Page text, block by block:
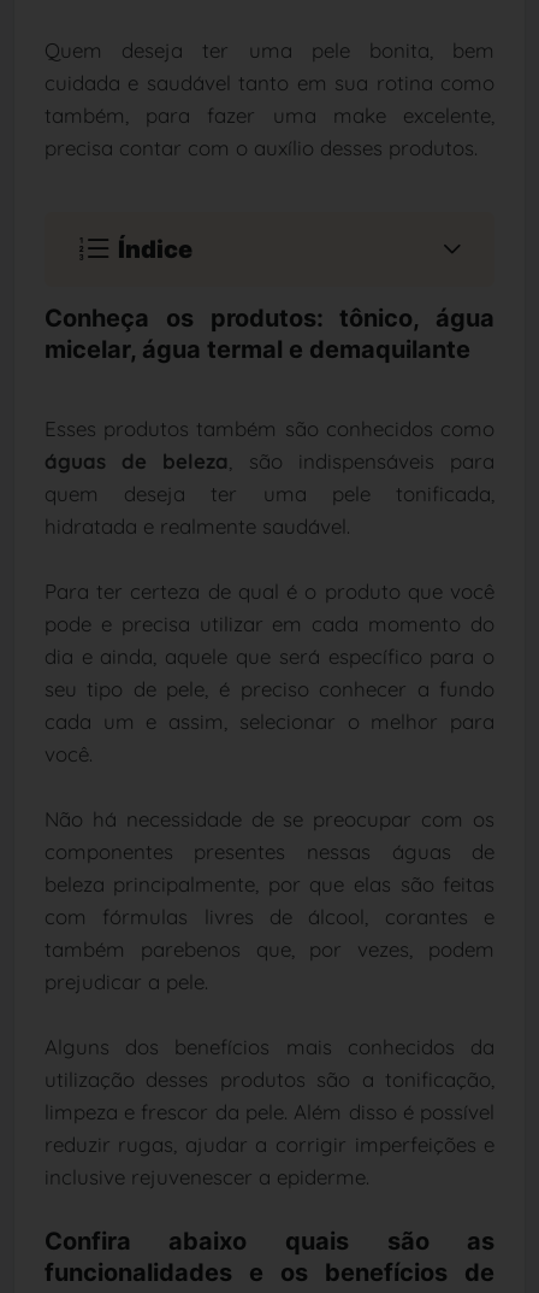
Quem deseja ter uma pele bonita, bem
cuidada e saudável tanto em sua rotina como
também, para fazer uma make excelente,
precisa contar com o auxílio desses produtos.
Índice
Conheça os produtos: tônico, água
micelar, água termal e demaquilante
Esses produtos também são conhecidos como
águas de beleza
, são indispensáveis para
quem deseja ter uma pele tonificada,
hidratada e realmente saudável.
Para ter certeza de qual é o produto que você
pode e precisa utilizar em cada momento do
dia e ainda, aquele que será específico para o
seu tipo de pele, é preciso conhecer a fundo
cada um e assim, selecionar o melhor para
você.
Não há necessidade de se preocupar com os
componentes presentes nessas águas de
beleza principalmente, por que elas são feitas
com fórmulas livres de álcool, corantes e
também parebenos que, por vezes, podem
prejudicar a pele.
Alguns dos benefícios mais conhecidos da
utilização desses produtos são a tonificação,
limpeza e frescor da pele. Além disso é possível
reduzir rugas, ajudar a corrigir imperfeições e
inclusive rejuvenescer a epiderme.
Confira abaixo quais são as
funcionalidades e os benefícios de